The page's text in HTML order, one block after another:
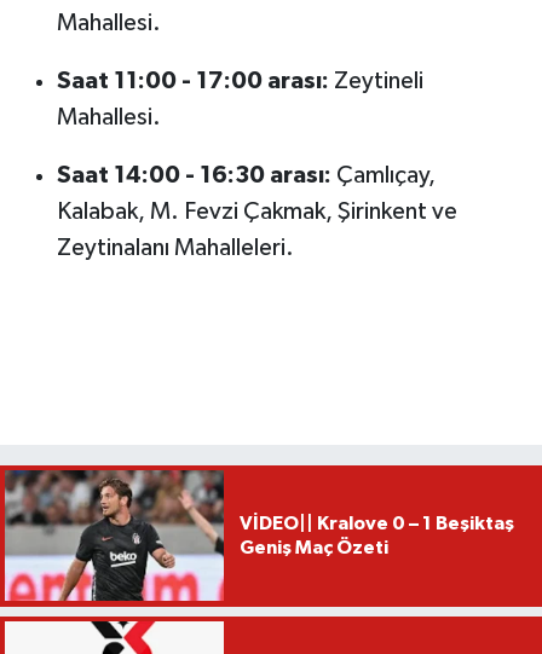
Mahallesi.
Saat 11:00 - 17:00 arası: Zeytineli
Mahallesi.
Saat 14:00 - 16:30 arası: Çamlıçay,
Kalabak, M. Fevzi Çakmak, Şirinkent ve
Zeytinalanı Mahalleleri.
VİDEO|| Kralove 0 – 1 Beşiktaş
Geniş Maç Özeti